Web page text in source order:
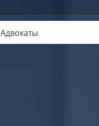
Адвокаты